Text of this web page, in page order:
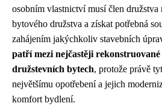
osobním vlastnictví musí člen družstva
bytového družstva a získat potřebná
zahájením jakýchkoliv stavebních
patří mezi nejčastěji
družstevních bytech, protože právě
největšímu opotřebení a jejich
komfort bydlení.